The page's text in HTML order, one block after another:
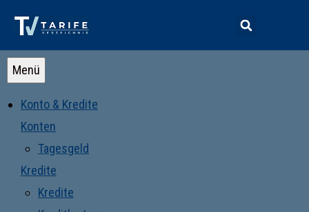
Menü
Konto & Kredite
Konten
Tagesgeld
Kredite
Kredite